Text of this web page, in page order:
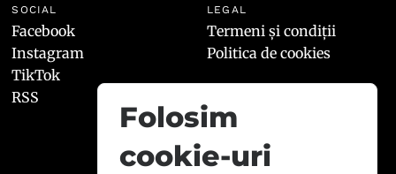
SOCIAL
Facebook
Instagram
TikTok
RSS
LEGAL
Termeni și condiții
Politica de cookies
Folosim
cookie-uri